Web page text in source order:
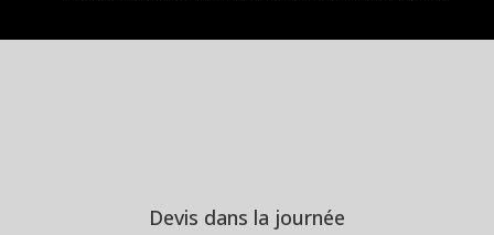
Devis dans la journée